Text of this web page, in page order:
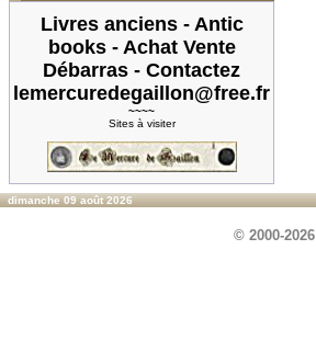
Livres anciens - Antic
books - Achat Vente
Débarras - Contactez
lemercuredegaillon@free.fr
~~~~
Sites à visiter
dimanche 09 août 2026
© 2000-2026